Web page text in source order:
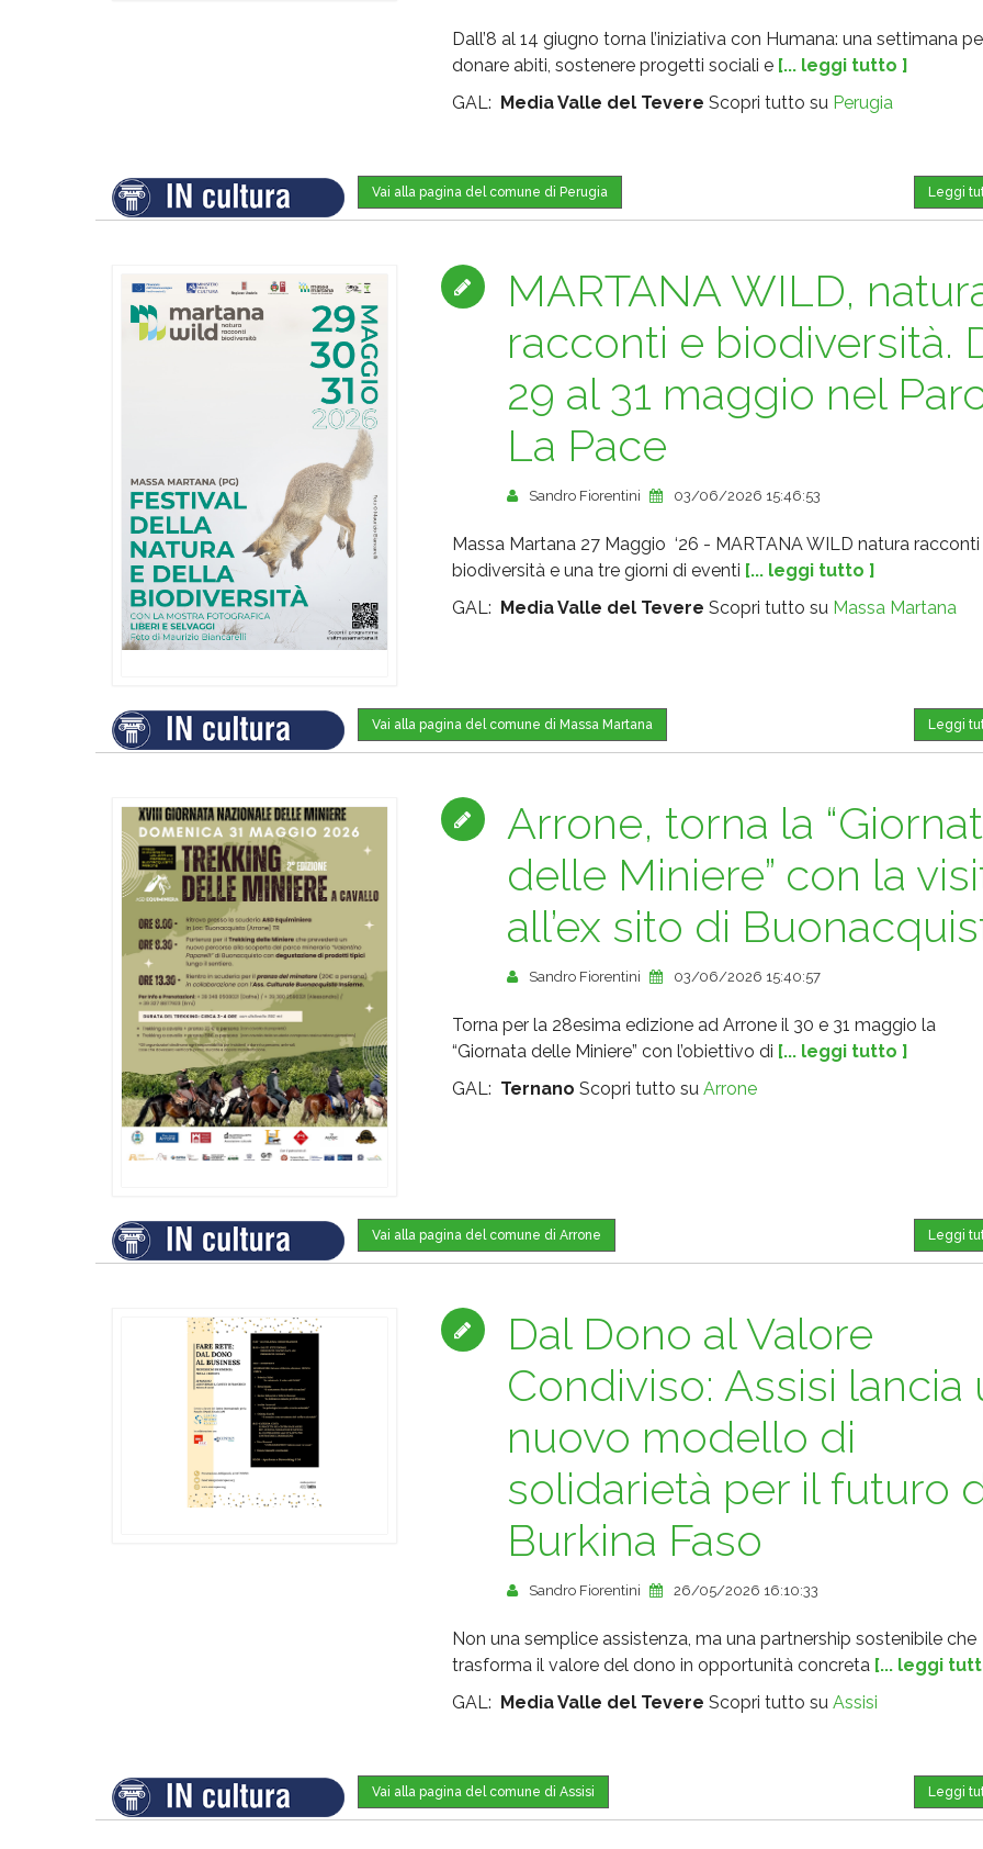
Dall’8 al 14 giugno torna l’iniziativa con Humana: una settimana
donare abiti, sostenere progetti sociali e [... leggi tutto ]
GAL: Media Valle del Tevere Scopri tutto su Perugia
Leggi
Vai alla pagina del comune di Perugia
MARTANA WILD,
racconti e biodiversità.
29 al 31 maggio nel
La Pace
Sandro Fiorentini 03/06/2026 15:46:53
Massa Martana 27 Maggio ‘26 - MARTANA WILD natura racconti
biodiversità e una tre giorni di eventi [... leggi tutto ]
GAL: Media Valle del Tevere Scopri tutto su Massa Martana
Leggi
Vai alla pagina del comune di Massa Martana
Arrone, torna la
delle Miniere” con la
all’ex sito di
Sandro Fiorentini 03/06/2026 15:40:57
Torna per la 28esima edizione ad Arrone il 30 e 31 maggio la
“Giornata delle Miniere” con l’obiettivo di [... leggi tutto ]
GAL: Ternano Scopri tutto su Arrone
Leggi
Vai alla pagina del comune di Arrone
Dal Dono al Valore
Condiviso: Assisi lancia
nuovo modello di
solidarietà per il futuro
Burkina Faso
Sandro Fiorentini 26/05/2026 16:10:33
Non una semplice assistenza, ma una partnership sostenibile che
trasforma il valore del dono in opportunità concreta [... leggi
GAL:
Media Valle del Tevere Scopri tutto su Assisi
Leggi
Vai alla pagina del comune di Assisi